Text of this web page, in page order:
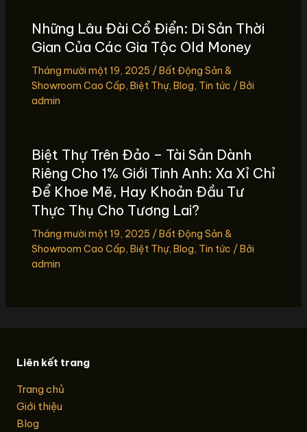
Những Lâu Đài Cổ Điển: Di Sản Thời
Gian Của Các Gia Tộc Old Money
Tháng mười một 19, 2025 /Bất Động Sản &
Showroom Cao Cấp, Biệt Thự, Blog, Tin tức / Bởi
admin
Biệt Thự Trên Đảo – Tài Sản Dành
Riêng Cho 1% Giới Tinh Anh: Xa Xỉ Chỉ
Để Khoe Mẽ, Hay Khoản Đầu Tư
Thực Thụ Cho Tương Lai?
Tháng mười một 19, 2025 /Bất Động Sản &
Showroom Cao Cấp, Biệt Thự, Blog, Tin tức / Bởi
admin
Liên kết trang
Trang chủ
Giới thiệu
Blog